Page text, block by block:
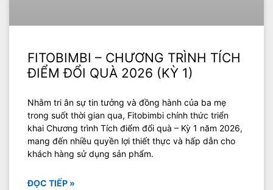
FITOBIMBI – CHƯƠNG TRÌNH TÍCH
ĐIỂM ĐỔI QUÀ 2026 (KỲ 1)
Nhằm tri ân sự tin tưởng và đồng hành của ba mẹ
trong suốt thời gian qua, Fitobimbi chính thức triển
khai Chương trình Tích điểm đổi quà – Kỳ 1 năm 2026,
mang đến nhiều quyền lợi thiết thực và hấp dẫn cho
khách hàng sử dụng sản phẩm.
ĐỌC TIẾP »